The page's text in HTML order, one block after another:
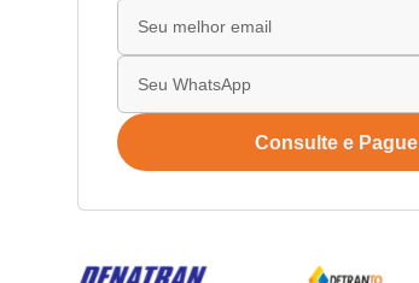
Consulte e Pague